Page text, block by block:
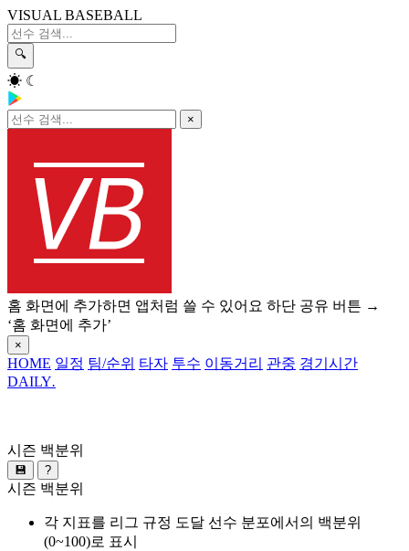
VISUAL BASEBALL
🔍
☀ ☾
×
홈 화면에 추가하면 앱처럼 쓸 수 있어요 하단 공유 버튼 →
‘홈 화면에 추가’
×
HOME 일정 팀/순위 타자 투수 이동거리 관중 경기시간
DAILY.
시즌 백분위
💾 ?
시즌 백분위
각 지표를 리그 규정 도달 선수 분포에서의 백분위
(0~100)로 표시